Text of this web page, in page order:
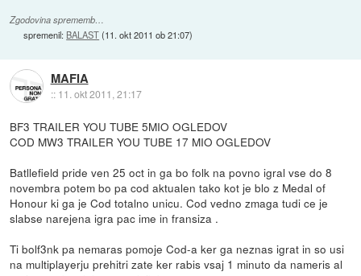
Zgodovina sprememb…
spremenil: BALAST(11. okt 2011 ob 21:07)
MAFIA
:: 11. okt 2011, 21:17
BF3 TRAILER YOU TUBE 5MIO OGLEDOV
COD MW3 TRAILER YOU TUBE 17 MIO OGLEDOV
Batllefield pride ven 25 oct in ga bo folk na povno igral vse do 8
novembra potem bo pa cod aktualen tako kot je blo z Medal of
Honour ki ga je Cod totalno unicu. Cod vedno zmaga tudi ce je
slabse narejena igra pac ime in fransiza .
Ti bolf3nk pa nemaras pomoje Cod-a ker ga neznas igrat in so usi
na multiplayerju prehitri zate ker rabis vsaj 1 minuto da nameris al